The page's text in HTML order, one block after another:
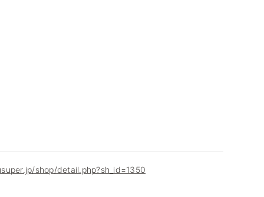
shop/detail.php?sh_id=1350